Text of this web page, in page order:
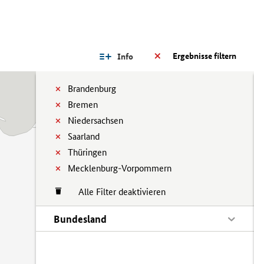
Ergebnisse filtern
Info
Brandenburg
Bremen
Niedersachsen
Saarland
Thüringen
Mecklenburg-Vorpommern
Alle Filter deaktivieren
Bundesland